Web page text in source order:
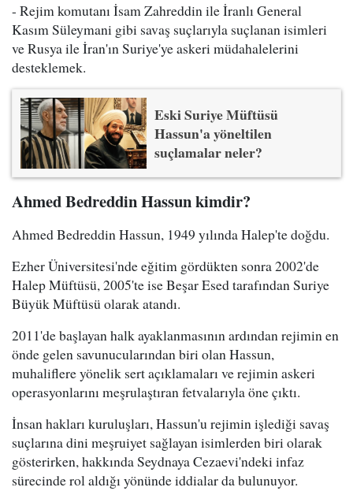
- Rejim komutanı İsam Zahreddin ile İranlı General
Kasım Süleymani gibi savaş suçlarıyla suçlanan isimleri
ve Rusya ile İran'ın Suriye'ye askeri müdahalelerini
desteklemek.
Eski Suriye Müftüsü
Hassun'a yöneltilen
suçlamalar neler?
Ahmed Bedreddin Hassun kimdir?
Ahmed Bedreddin Hassun, 1949 yılında Halep'te doğdu.
Ezher Üniversitesi'nde eğitim gördükten sonra 2002'de
Halep Müftüsü, 2005'te ise Beşar Esed tarafından Suriye
Büyük Müftüsü olarak atandı.
2011'de başlayan halk ayaklanmasının ardından rejimin en
önde gelen savunucularından biri olan Hassun,
muhaliflere yönelik sert açıklamaları ve rejimin askeri
operasyonlarını meşrulaştıran fetvalarıyla öne çıktı.
İnsan hakları kuruluşları, Hassun'u rejimin işlediği savaş
suçlarına dini meşruiyet sağlayan isimlerden biri olarak
gösterirken, hakkında Seydnaya Cezaevi'ndeki infaz
sürecinde rol aldığı yönünde iddialar da bulunuyor.